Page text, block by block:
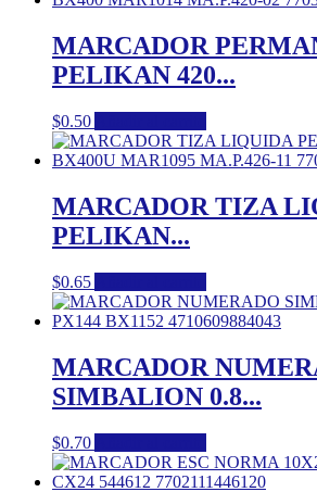
MARCADOR
PELIKAN 420...
$0.50
MARCADOR TIZA
PELIKAN...
$0.65
MARCADOR
SIMBALION 0.8...
$0.70